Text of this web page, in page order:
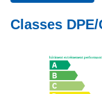
Classes DPE/